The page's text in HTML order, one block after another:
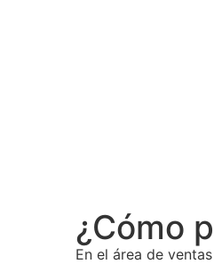
¿Cómo
En el área de